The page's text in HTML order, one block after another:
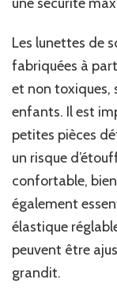
Les lunettes de
fabriquées à
et non toxiques,
enfants. Il est
petites pièces
un risque
confortable,
également
élastique
peuvent être
grandit.